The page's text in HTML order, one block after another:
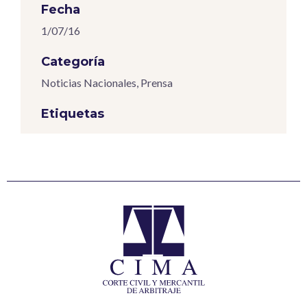
Fecha
1/07/16
Categoría
Noticias Nacionales, Prensa
Etiquetas